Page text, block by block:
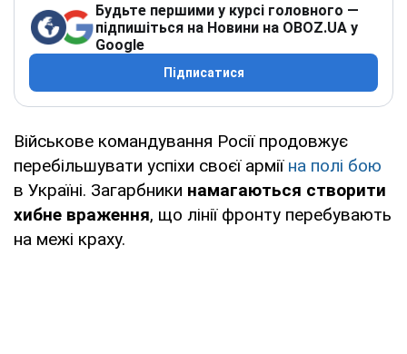
Будьте першими у курсі головного —
підпишіться на Новини на OBOZ.UA у
Google
Підписатися
Військове командування Росії продовжує
перебільшувати успіхи своєї армії на полі бою
в Україні. Загарбники намагаються створити
хибне враження, що лінії фронту перебувають
на межі краху.